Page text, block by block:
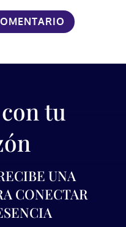
tu
UNA
CONECTAR